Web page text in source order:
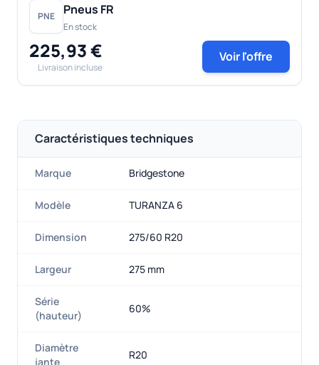
PNE Pneus FR
En stock
225,93 €
Livraison incluse
Voir l'offre
Caractéristiques techniques
Marque Bridgestone
Modèle TURANZA 6
Dimension 275/60 R20
Largeur 275 mm
Série
(hauteur)
60%
Diamètre
jante
R20